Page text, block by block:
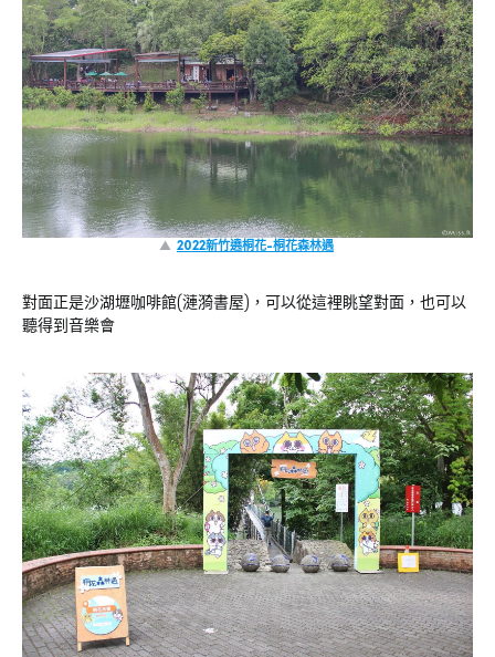
▲ 2022新竹遶桐花-桐花森林遇
對面正是沙湖壢咖啡館(漣漪書屋)，可以從這裡眺望對面，也可以
聽得到音樂會